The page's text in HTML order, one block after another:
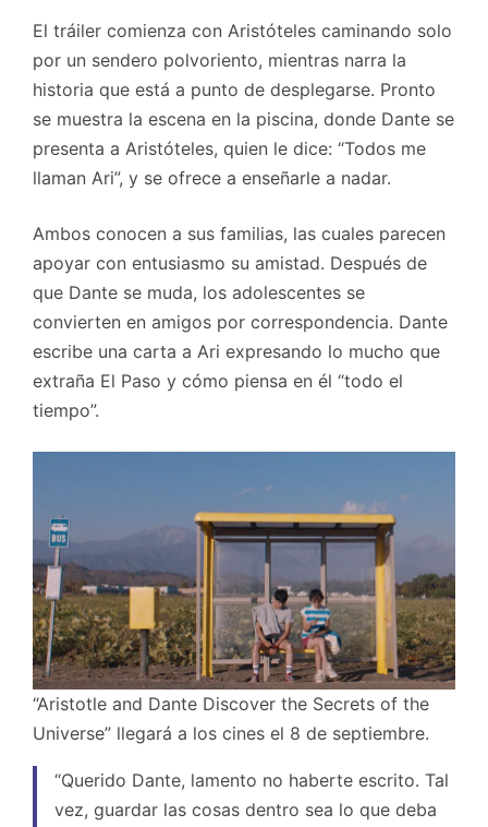
El tráiler comienza con Aristóteles caminando solo
por un sendero polvoriento, mientras narra la
historia que está a punto de desplegarse. Pronto
se muestra la escena en la piscina, donde Dante se
presenta a Aristóteles, quien le dice: “Todos me
llaman Ari”, y se ofrece a enseñarle a nadar.
Ambos conocen a sus familias, las cuales parecen
apoyar con entusiasmo su amistad. Después de
que Dante se muda, los adolescentes se
convierten en amigos por correspondencia. Dante
escribe una carta a Ari expresando lo mucho que
extraña El Paso y cómo piensa en él “todo el
tiempo”.
“Aristotle and Dante Discover the Secrets of the
Universe” llegará a los cines el 8 de septiembre.
“Querido Dante, lamento no haberte escrito. Tal
vez, guardar las cosas dentro sea lo que deba